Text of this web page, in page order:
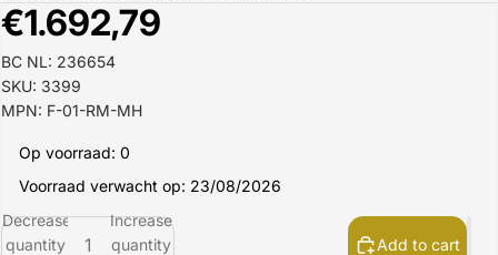
€1.692,79
BC NL: 236654
SKU: 3399
MPN: F-01-RM-MH
Op voorraad: 0
Voorraad verwacht op: 23/08/2026
Decrease
quantity
Increase
quantity
Add to cart